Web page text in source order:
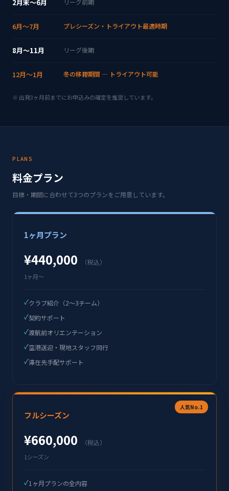
2月末〜6月
6月〜7月 プレシーズン・トライアウト最適時期
8月〜11月 リーグ後期
12月〜1月 冬の移籍期間 — トライアウト可能
※ 出発3ヶ月前までにお申込みの確定を推奨しています。
PLANS
料金プラン
目標・期間に合わせて3つのプランをご用意しています。
1ヶ月プラン
¥440,000 （税込）
1ヶ月〜
✓クラブ紹介（2〜3チーム）
✓契約サポート
✓渡航前オリエンテーション
✓空港送迎・現地スタッフ同行
✓滞在先手配サポート
人気No.1
フルシーズン
¥660,000 （税込）
1シーズン
✓1ヶ月プランの全内容